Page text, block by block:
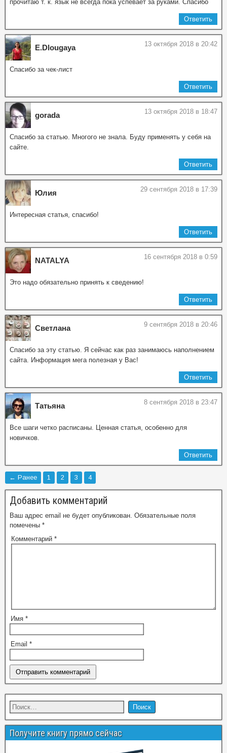
прочитаю т. к. язык не всегда пока успевает за руками. Спасибо
Ответить
E.Dlougaya 13 октября 2018 в 20:42
Спасибо за чек-лист
Ответить
gorada 13 октября 2018 в 18:47
Спасибо за статью. Многого не знала. Буду применять у себя на
сайте.
Ответить
Юлия 29 сентября 2018 в 17:39
Интересная статья, спасибо!
Ответить
NATALYA 16 сентября 2018 в 0:59
Это надо обязательно принять к сведению!
Ответить
Светлана 9 сентября 2018 в 20:46
Спасибо за эту статью. Я сейчас как раз занимаюсь наполнением
сайта. Информация мега полезная у Вас!
Ответить
Татьяна 8 сентября 2018 в 23:47
Все шаги четко расписаны. Ценная статья, особенно для
новичков.
Ответить
← Ранее 1 2 3 4
Добавить комментарий
Ваш адрес email не будет опубликован. Обязательные поля
помечены *
Комментарий *
Имя *
Email *
Получите книгу прямо сейчас